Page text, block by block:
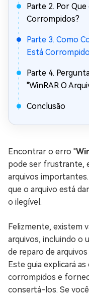
Parte 2. Por
Corrompidos?
Parte 3. Como
Está
Parte 4.
"WinRAR O
Conclusão
Encontrar o erro "
pode ser frustrante,
arquivos
que o arquivo está
o ilegível.
Felizmente, existem
arquivos, incluindo o
de reparo de arquivos
Este guia explicará
corrompidos e
consertá-los. Se